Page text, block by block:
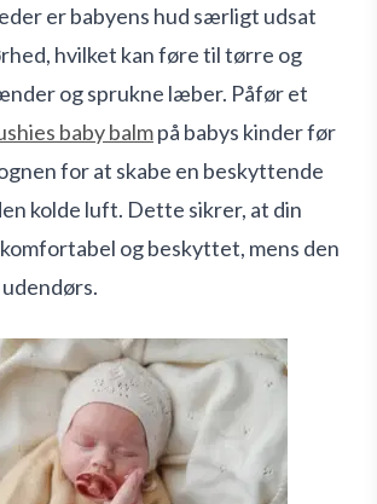
er babyens hud særligt udsat
hvilket kan føre til tørre og
og sprukne læber. Påfør et
baby balmpå babys kinder før
for at skabe en beskyttende
kolde luft. Dette sikrer, at din
og beskyttet, mens den